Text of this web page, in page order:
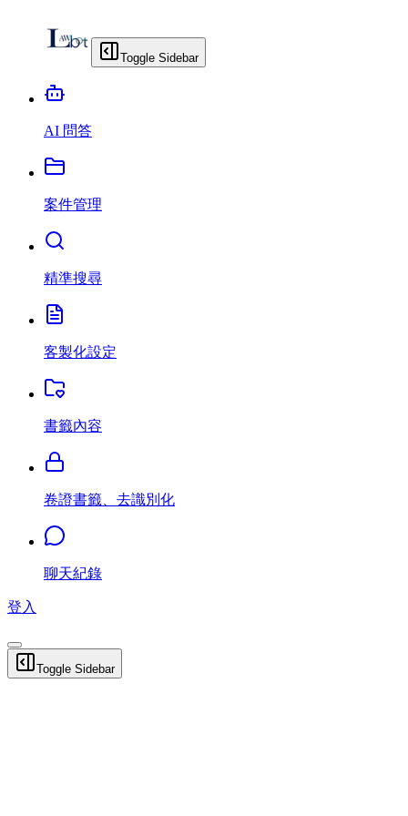
Toggle Sidebar
AI 問答
案件管理
精準搜尋
客製化設定
書籤內容
卷證書籤、去識別化
聊天紀錄
登入
Toggle Sidebar